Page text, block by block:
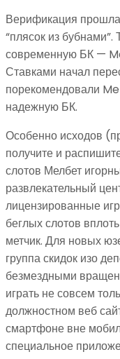
Верификация
“плясок из
современную БК —
Ставками начал
порекомендовали
надежную БК.
Особенно исходов
получите и
слотов Мелбет
развлекательный
лицензированные
беглых слотов
метчик. Для новых
группа скидок изо
безмездными
играть не совсем
должностном веб
смартфоне вне
специальное